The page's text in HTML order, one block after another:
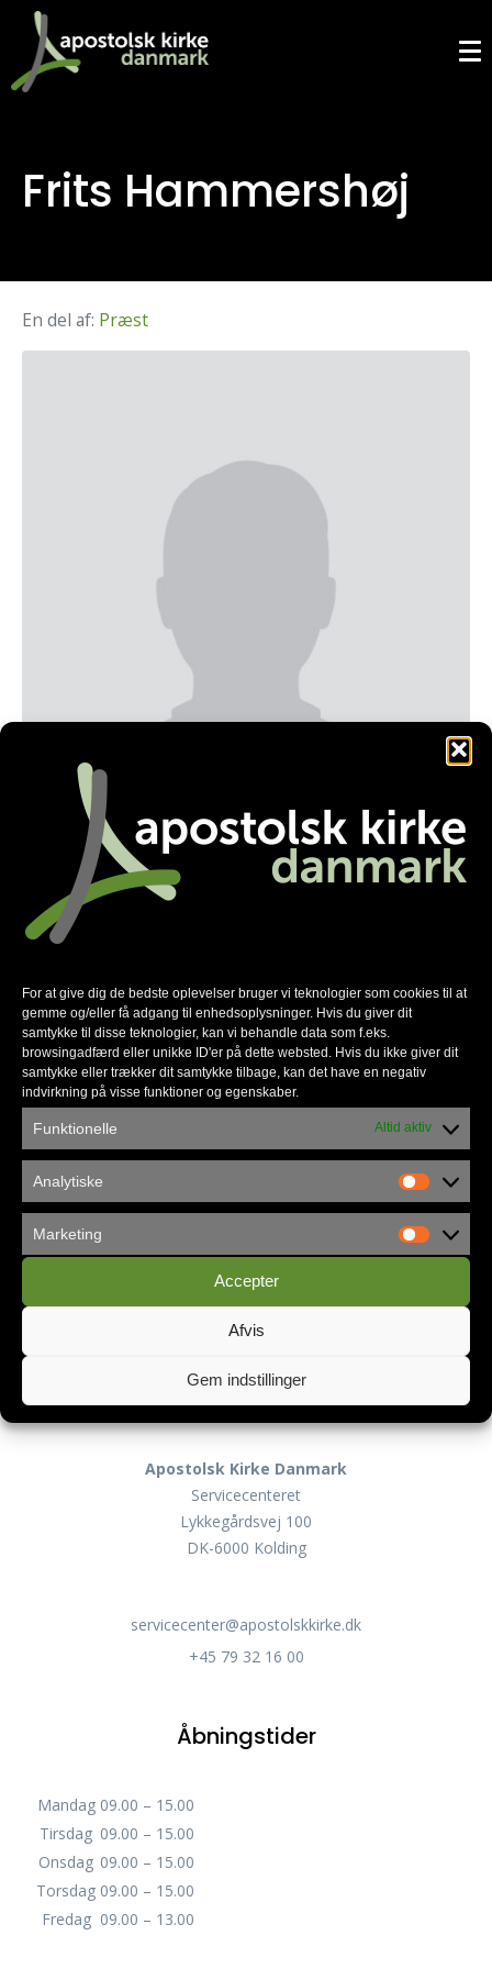
For at give dig de bedste oplevelser bruger vi teknologier som cookies til at
gemme og/eller få adgang til enhedsoplysninger. Hvis du giver dit
samtykke til disse teknologier, kan vi behandle data som f.eks.
browsingadfærd eller unikke ID'er på dette websted. Hvis du ikke giver dit
samtykke eller trækker dit samtykke tilbage, kan det have en negativ
indvirkning på visse funktioner og egenskaber.
Funktionelle Altid aktiv
Analytiske
Marketing
Accepter
Afvis
Gem indstillinger
Frits Hammershøj
En del af: Præst
fritshammershoj@gmail.com
Facebook
Nyhedsmail
*skal udfyldes
E-mail*
Privatlivspolitik
Kontakt
Apostolsk Kirke Danmark
Servicecenteret
Lykkegårdsvej 100
DK-6000 Kolding
servicecenter@apostolskkirke.dk
+45 79 32 16 00
Åbningstider
Mandag 09.00 – 15.00
Tirsdag 09.00 – 15.00
Onsdag 09.00 – 15.00
Torsdag 09.00 – 15.00
Fredag 09.00 – 13.00